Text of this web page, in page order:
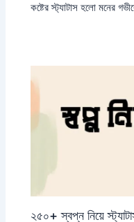
কষ্টের স্ট্যাটাস হলো মনের
২৫০+ স্বপ্ন নিয়ে